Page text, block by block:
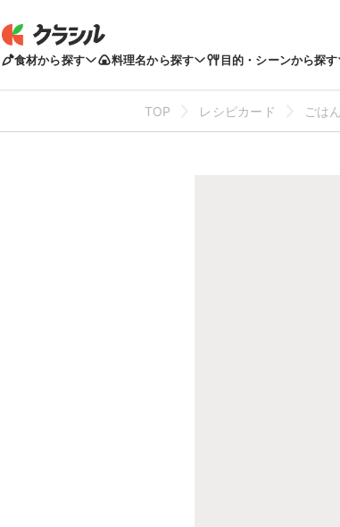
食材から探す 料理名から探す 目的・シーンから探す
TOP レシピカード ごは